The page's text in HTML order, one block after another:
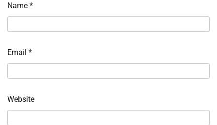
Name *
Email *
Website